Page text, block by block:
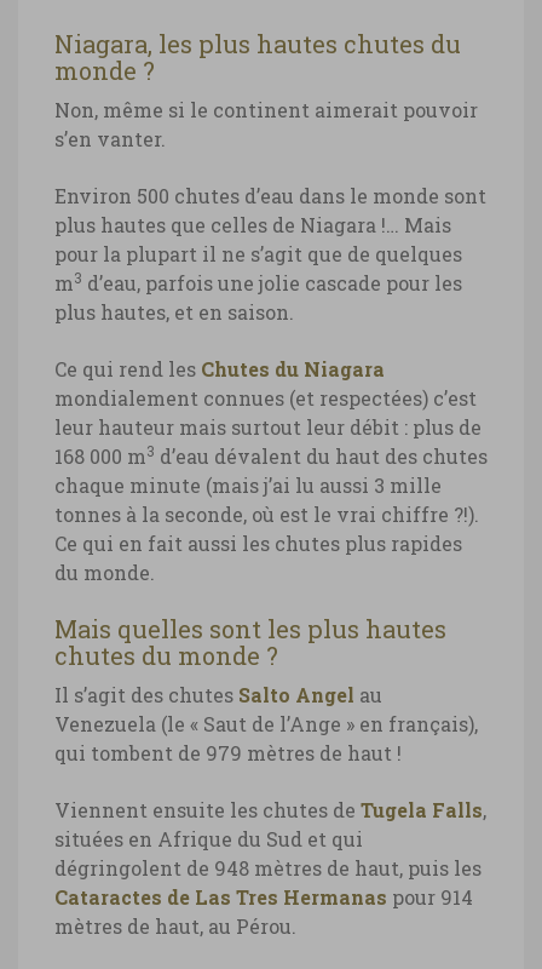
Chutes du Niagara, double arc-en-
ciel
Marie-Ange Ostré
Niagara, les plus hautes chutes du
monde ?
Non, même si le continent aimerait pouvoir
s’en vanter.
Environ 500 chutes d’eau dans le monde sont
plus hautes que celles de Niagara !… Mais
pour la plupart il ne s’agit que de quelques
m3 d’eau, parfois une jolie cascade pour les
plus hautes, et en saison.
Ce qui rend les Chutes du Niagara
mondialement connues (et respectées) c’est
leur hauteur mais surtout leur débit : plus de
168 000 m3 d’eau dévalent du haut des chutes
chaque minute (mais j’ai lu aussi 3 mille
tonnes à la seconde, où est le vrai chiffre ?!).
Ce qui en fait aussi les chutes plus rapides
du monde.
Mais quelles sont les plus hautes
chutes du monde ?
Il s’agit des chutes Salto Angel au
Venezuela (le « Saut de l’Ange » en français),
qui tombent de 979 mètres de haut !
Viennent ensuite les chutes de Tugela Falls,
situées en Afrique du Sud et qui
dégringolent de 948 mètres de haut, puis les
Cataractes de Las Tres Hermanas pour 914
mètres de haut, au Pérou.